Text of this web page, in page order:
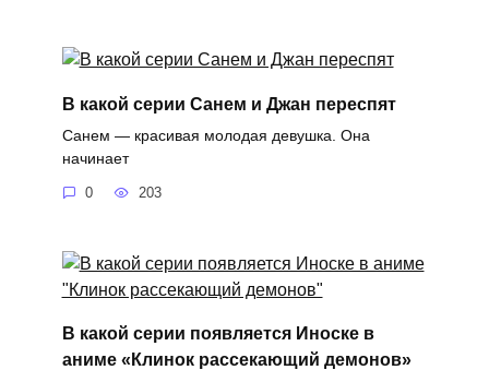
В какой серии Санем и Джан переспят
Санем — красивая молодая девушка. Она
начинает
0 203
В какой серии появляется Иноске в
аниме «Клинок рассекающий демонов»